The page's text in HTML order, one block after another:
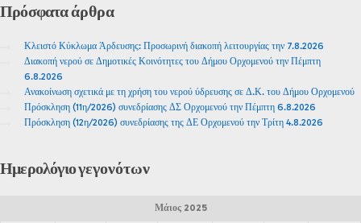
Πρόσφαταάρθρα
Κλειστό Κύκλωμα Άρδευσης: Προσωρινή διακοπή λειτουργίας την 7.8.2026
Διακοπή νερού σε Δημοτικές Κοινότητες του Δήμου Ορχομενού την Πέμπτη
6.8.2026
Ανακοίνωση σχετικά με τη χρήση του νερού ύδρευσης σε Δ.Κ. του Δήμου Ορχομενού
Πρόσκληση (11η/2026) συνεδρίασης ΔΣ Ορχομενού την Πέμπτη 6.8.2026
Πρόσκληση (12η/2026) συνεδρίασης της ΔΕ Ορχομενού την Τρίτη 4.8.2026
Ημερολόγιογεγονότων
Μάιος 2025